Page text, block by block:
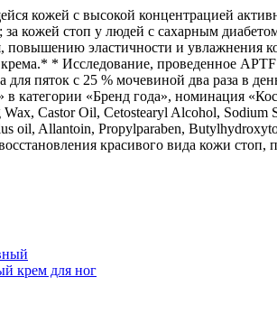
кожей с высокой концентрацией
за кожей стоп у людей с сахарным
эластичности и увлажнения
* Исследование, проведенное
для пяток с 25 % мочевиной два раза
категории «Бренд года», номинация
Castor Oil, Cetostearyl Alcohol,
oil, Allantoin, Propylparaben,
красивого вида кожи стоп,
крем для ног